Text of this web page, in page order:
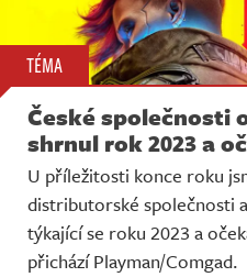
TÉMA
České společnosti
shrnul rok 2023 a
U příležitosti konce roku
distributorské společnosti
týkající se roku 2023 a
přichází Playman/Comgad.